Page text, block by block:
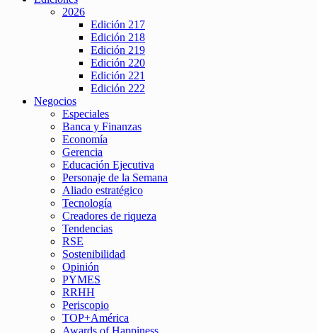
2026
Edición 217
Edición 218
Edición 219
Edición 220
Edición 221
Edición 222
Negocios
Especiales
Banca y Finanzas
Economía
Gerencia
Educación Ejecutiva
Personaje de la Semana
Aliado estratégico
Tecnología
Creadores de riqueza
Tendencias
RSE
Sostenibilidad
Opinión
PYMES
RRHH
Periscopio
TOP+América
Awards of Happiness